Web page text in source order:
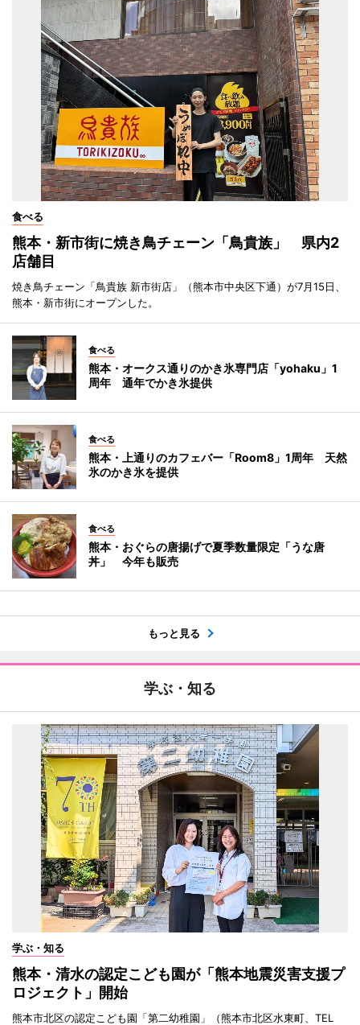
食べる
熊本・新市街に焼き鳥チェーン「鳥貴族」 県内2
店舗目
焼き鳥チェーン「鳥貴族 新市街店」（熊本市中央区下通）が7月15日、
熊本・新市街にオープンした。
食べる
熊本・オークス通りのかき氷専門店「yohaku」1
周年 通年でかき氷提供
食べる
熊本・上通りのカフェバー「Room8」1周年 天然
氷のかき氷を提供
食べる
熊本・おぐらの唐揚げで夏季数量限定「うな唐
丼」 今年も販売
もっと見る
学ぶ・知る
学ぶ・知る
熊本・清水の認定こども園が「熊本地震災害支援プ
ロジェクト」開始
熊本市北区の認定こども園「第二幼稚園」（熊本市北区水東町、TEL